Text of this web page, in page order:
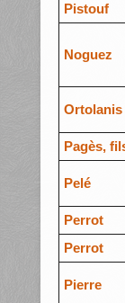
Pistouf
Noguez
Ortolanis
Pagès,
Pelé
Perrot
Perrot
Pierre